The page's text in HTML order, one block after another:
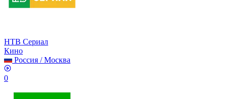
НТВ Сериал
Кино
Россия /Москва
0